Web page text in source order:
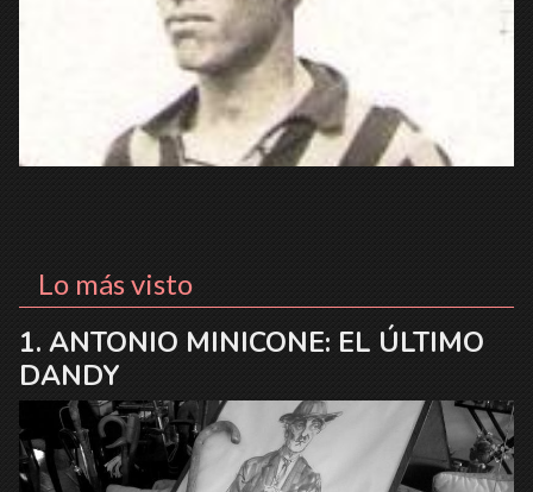
Lo más visto
ANTONIO MINICONE: EL ÚLTIMO
DANDY